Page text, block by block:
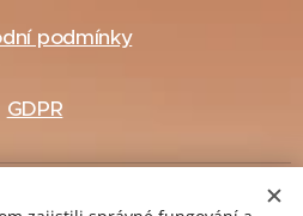
podmínky
GDPR